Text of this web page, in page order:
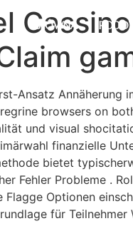
GŁÓWNA
Ansatz
browsers on
und visual
finanzielle
bietet
Fehler Probleme .
Flagge Optionen
für